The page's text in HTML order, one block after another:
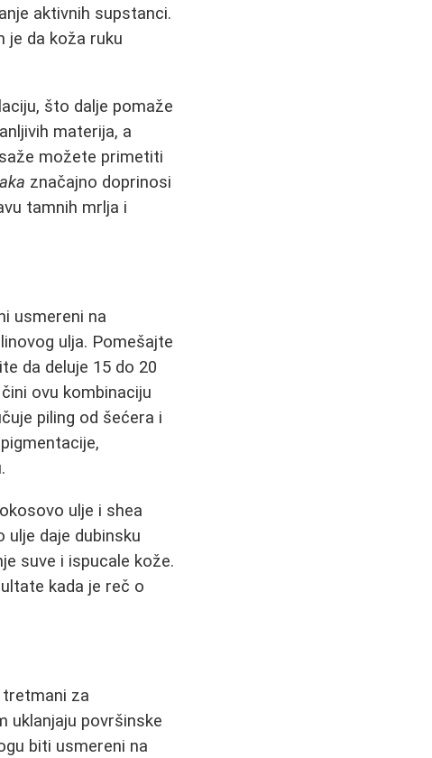
aktivnih supstanci.
je da koža ruku
što dalje pomaže
materija, a
možete primetiti
značajno doprinosi
tamnih mrlja i
usmereni na
ulja. Pomešajte
da deluje 15 do 20
ovu kombinaciju
piling od šećera i
ulje i shea
daje dubinsku
suve i ispucale kože.
kada je reč o
tretmani za
uklanjaju površinske
biti usmereni na